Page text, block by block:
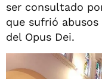
ser consultado
que sufrió
del Opus Dei.